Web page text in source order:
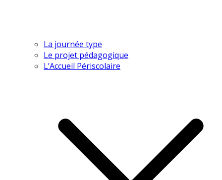
La journée type
Le projet pédagogique
L’Accueil Périscolaire